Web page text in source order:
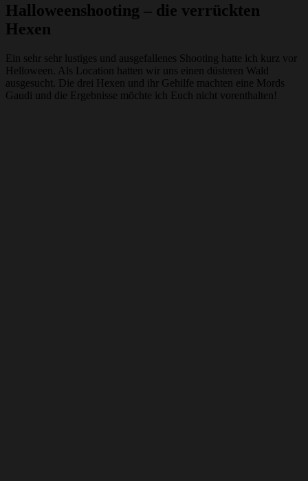
Halloweenshooting – die verrückten
Hexen
Ein sehr sehr lustiges und ausgefallenes Shooting hatte ich kurz vor
Helloween. Als Location hatten wir uns einen düsteren Wald
ausgesucht. Die drei Hexen und ihr Gehilfe machten eine Mords
Gaudi und die Ergebnisse möchte ich Euch nicht vorenthalten!